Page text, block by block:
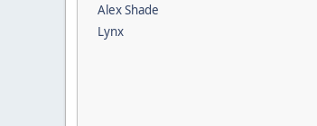
Alex Shade
Lynx